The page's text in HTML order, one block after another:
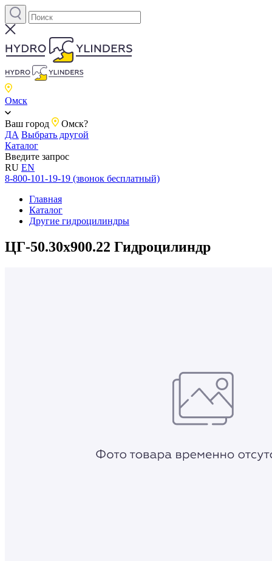
Омск
Ваш город
Омск?
ДА Выбрать другой
Каталог
Введите запрос
RU EN
8-800-101-19-19 (звонок бесплатный)
Главная
Каталог
Другие гидроцилиндры
ЦГ-50.30х900.22 Гидроцилиндр